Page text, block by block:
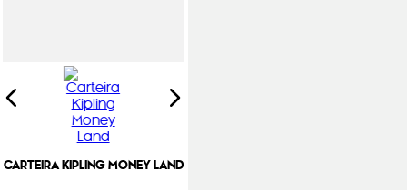
CARTEIRA KIPLING MONEY LAND